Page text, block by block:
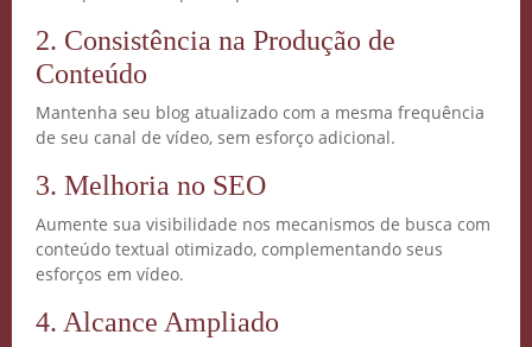
2. Consistência na Produção de
Conteúdo
Mantenha seu blog atualizado com a mesma frequência
de seu canal de vídeo, sem esforço adicional.
3. Melhoria no SEO
Aumente sua visibilidade nos mecanismos de busca com
conteúdo textual otimizado, complementando seus
esforços em vídeo.
4. Alcance Ampliado